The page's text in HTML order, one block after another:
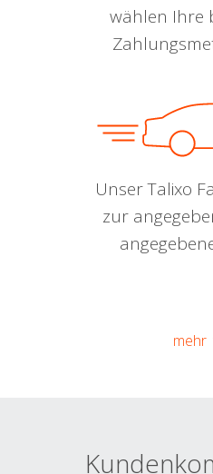
wählen Ihre
Unser Talixo
zur
mehr